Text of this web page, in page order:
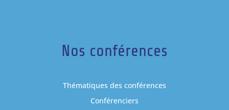
Nos conférences
Thématiques des conférences
Conférenciers